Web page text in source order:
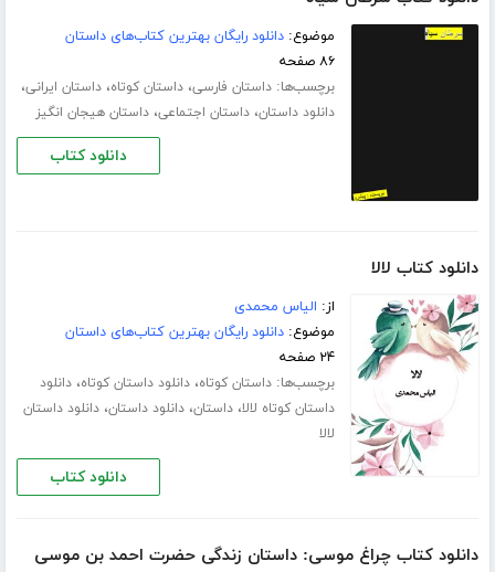
موضوع:دانلود رایگان بهترین کتاب‌های داستان
۸۶ صفحه
برچسب‌ها:داستان فارسی،داستان کوتاه،داستان ایرانی،
دانلود داستان،داستان اجتماعی،داستان هیجان انگیز
دانلود کتاب
دانلود کتاب لالا
از: الیاس محمدی
موضوع:دانلود رایگان بهترین کتاب‌های داستان
۲۴ صفحه
برچسب‌ها:داستان کوتاه،دانلود داستان کوتاه،دانلود
داستان کوتاه لالا،داستان،دانلود داستان،دانلود داستان
لالا
دانلود کتاب
دانلود کتاب چراغ موسی: داستان زندگی حضرت احمد بن موسی